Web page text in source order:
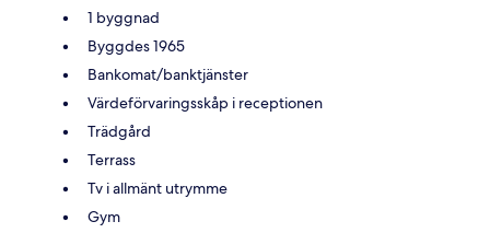
1 byggnad
Byggdes 1965
Bankomat/banktjänster
Värdeförvaringsskåp i receptionen
Trädgård
Terrass
Tv i allmänt utrymme
Gym